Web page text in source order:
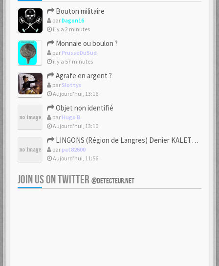
Bouton militaire
parDagon16
il y a 2 minutes
Monnaie ou boulon ?
par PrusseDuSud
il y a 57 minutes
Agrafe en argent ?
par Slottys
Aujourd’hui, 13:16
Objet non identifié
par Hugo B.
Aujourd’hui, 13:10
LINGONS (Région de Langres) Denier KALETEDOY à la rouelle
par pat82600
Aujourd’hui, 11:56
JOIN US ON TWITTER @DETECTEUR.NET